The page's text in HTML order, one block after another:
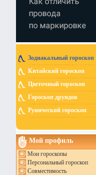
Зодиакальный гороскоп
Китайский гороскоп
Цветочный гороскоп
Гороскоп друидов
Рунический гороскоп
Мой профиль
Мои гороскопы
Персональный гороскоп
Совместимость